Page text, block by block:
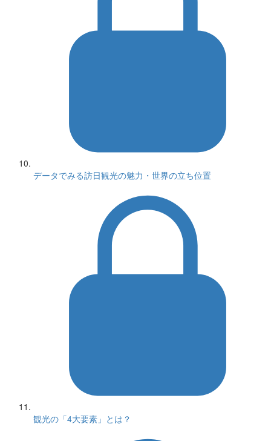
データでみる訪日観光の魅力・世界の立ち位置
観光の「4大要素」とは？